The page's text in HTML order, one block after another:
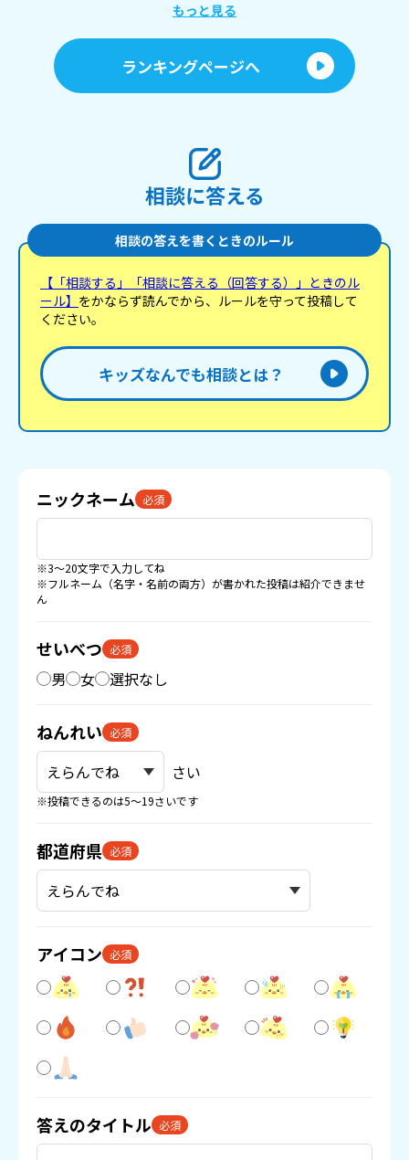
もっと見る
ランキングページへ
相談に答える
相談の答えを書くときのルール
【「相談する」「相談に答える（回答する）」ときのル
ール】 をかならず読んでから、ルールを守って投稿して
ください。
キッズなんでも相談とは？
ニックネーム 必須
※3〜20文字で入力してね
※フルネーム（名字・名前の両方）が書かれた投稿は紹介できませ
ん
せいべつ 必須
男 女 選択なし
ねんれい 必須
さい
※投稿できるのは5〜19さいです
都道府県 必須
アイコン 必須
答えのタイトル 必須